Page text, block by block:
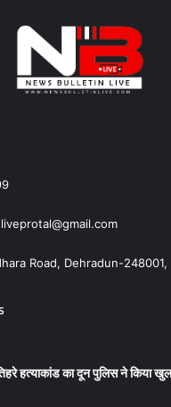
Road, Dehradun-
हत्याकांड का दून पुलिस ने किया